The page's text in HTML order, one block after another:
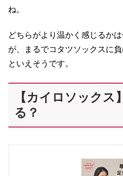
ね。
どちらがより温かく感じるか
が、まるでコタツソックスに
といえそうです。
【カイロソックス
る？